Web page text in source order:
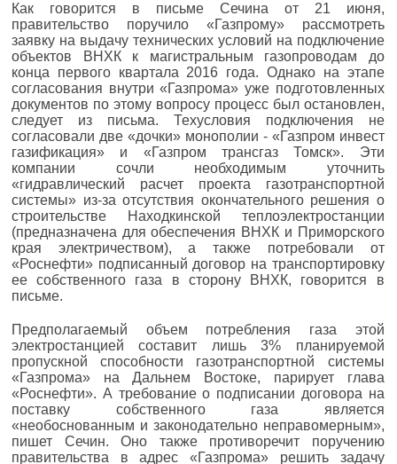
Как говорится в письме Сечина от 21 июня,
правительство поручило «Газпрому» рассмотреть
заявку на выдачу технических условий на подключение
объектов ВНХК к магистральным газопроводам до
конца первого квартала 2016 года. Однако на этапе
согласования внутри «Газпрома» уже подготовленных
документов по этому вопросу процесс был остановлен,
следует из письма. Техусловия подключения не
согласовали две «дочки» монополии - «Газпром инвест
газификация» и «Газпром трансгаз Томск». Эти
компании сочли необходимым уточнить
«гидравлический расчет проекта газотранспортной
системы» из-за отсутствия окончательного решения о
строительстве Находкинской теплоэлектростанции
(предназначена для обеспечения ВНХК и Приморского
края электричеством), а также потребовали от
«Роснефти» подписанный договор на транспортировку
ее собственного газа в сторону ВНХК, говорится в
письме.
Предполагаемый объем потребления газа этой
электростанцией составит лишь 3% планируемой
пропускной способности газотранспортной системы
«Газпрома» на Дальнем Востоке, парирует глава
«Роснефти». А требование о подписании договора на
поставку собственного газа является
«необоснованным и законодательно неправомерным»,
пишет Сечин. Оно также противоречит поручению
правительства в адрес «Газпрома» решить задачу